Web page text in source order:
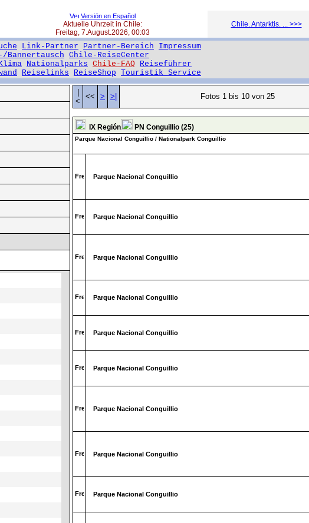
Versión en Español
Aktuelle Uhrzeit in Chile:
Freitag, 7.August.2026, 00:03
Chile. Antarktis. ... >>>
Link-Partner Partner-Bereich
Impressum
Bannertausch Chile-ReiseCenter
Nationalparks Chile-FAQ Reiseführer
Reiselinks ReiseShop Touristik Service
<
<< > >| Fotos 1 bis 10 von 25
IX Región PN Conguillio (25)
Parque Nacional Conguillio / Nationalpark Conguillio
Parque Nacional Conguillio
Parque Nacional Conguillio
Parque Nacional Conguillio
Parque Nacional Conguillio
Parque Nacional Conguillio
Parque Nacional Conguillio
Parque Nacional Conguillio
Parque Nacional Conguillio
Parque Nacional Conguillio